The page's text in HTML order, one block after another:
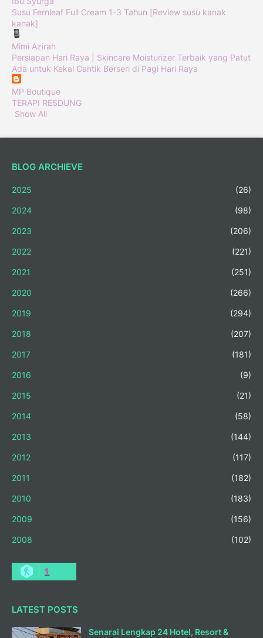
Susu Fernleaf Full Cream 1-3 Tahun [Review susu kanak
kanak]
Mimi Azirah
Persiapan Hari Raya | Skincare Moisturizer Terbaik yang Patut
Ada untuk Kekal Cantik Berseri di Pagi Hari Raya
MP Boutique
TERAPI RESDUNG
Show All
BLOG ARCHIEVE
2025 (26)
2024 (98)
2023 (206)
2022 (221)
2021 (251)
2020 (266)
2019 (294)
2018 (207)
2017 (181)
2016 (9)
2015 (21)
2014 (58)
2013 (144)
2012 (117)
2011 (182)
2010 (183)
2009 (156)
2008 (102)
1
LATEST POSTS
Senarai Lengkap 24 Hotel, Resort &